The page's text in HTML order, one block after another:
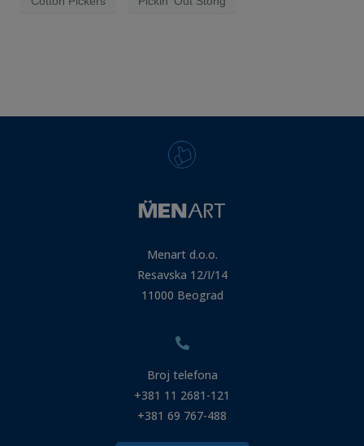
Menart d.o.o.
Resavska 12/I/14
11000 Beograd
Broj telefona
+381 11 2681-121
+381 69 767-488